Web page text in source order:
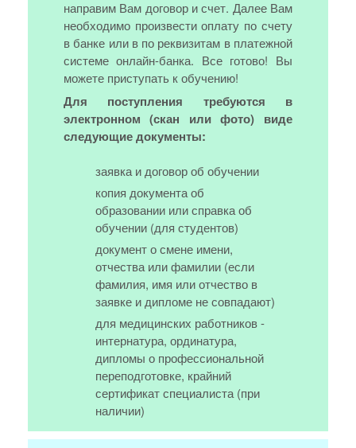
направим Вам договор и счет. Далее Вам
необходимо произвести оплату по счету
в банке или в по реквизитам в платежной
системе онлайн-банка. Все готово! Вы
можете приступать к обучению!
Для поступления требуются в
электронном (скан или фото) виде
следующие документы:
заявка и договор об обучении
копия документа об
образовании или справка об
обучении (для студентов)
документ о смене имени,
отчества или фамилии (если
фамилия, имя или отчество в
заявке и дипломе не совпадают)
для медицинских работников -
интернатура, ординатура,
дипломы о профессиональной
переподготовке, крайний
сертификат специалиста (при
наличии)